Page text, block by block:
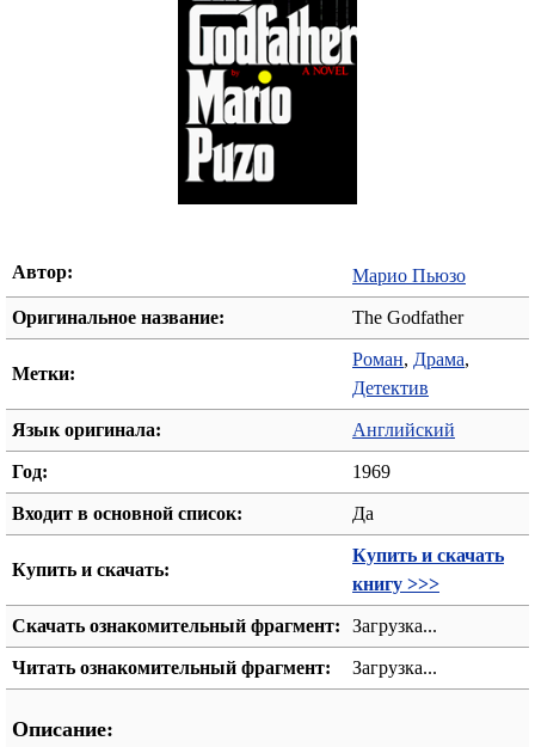
Автор: Марио Пьюзо
Оригинальное название: The Godfather
Метки:
Роман, Драма,
Детектив
Язык оригинала: Английский
Год: 1969
Входит в основной список: Да
Купить и скачать:
Купить и скачать
книгу >>>
Скачать ознакомительный фрагмент: Загрузка...
Читать ознакомительный фрагмент: Загрузка...
Описание: